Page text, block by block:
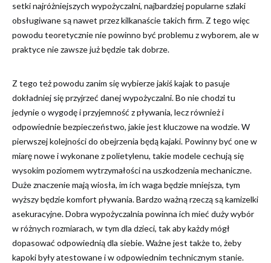
setki najróżniejszych wypożyczalni, najbardziej popularne szlaki
obsługiwane są nawet przez kilkanaście takich firm. Z tego więc
powodu teoretycznie nie powinno być problemu z wyborem, ale w
praktyce nie zawsze już będzie tak dobrze.
Z tego też powodu zanim się wybierze jakiś kajak to pasuje
dokładniej się przyjrzeć danej wypożyczalni. Bo nie chodzi tu
jedynie o wygodę i przyjemność z pływania, lecz również i
odpowiednie bezpieczeństwo, jakie jest kluczowe na wodzie. W
pierwszej kolejności do obejrzenia będą kajaki. Powinny być one w
miarę nowe i wykonane z polietylenu, takie modele cechują się
wysokim poziomem wytrzymałości na uszkodzenia mechaniczne.
Duże znaczenie mają wiosła, im ich waga będzie mniejsza, tym
wyższy będzie komfort pływania. Bardzo ważną rzeczą są kamizelki
asekuracyjne. Dobra wypożyczalnia powinna ich mieć duży wybór
w różnych rozmiarach, w tym dla dzieci, tak aby każdy mógł
dopasować odpowiednią dla siebie. Ważne jest także to, żeby
kapoki były atestowane i w odpowiednim technicznym stanie.